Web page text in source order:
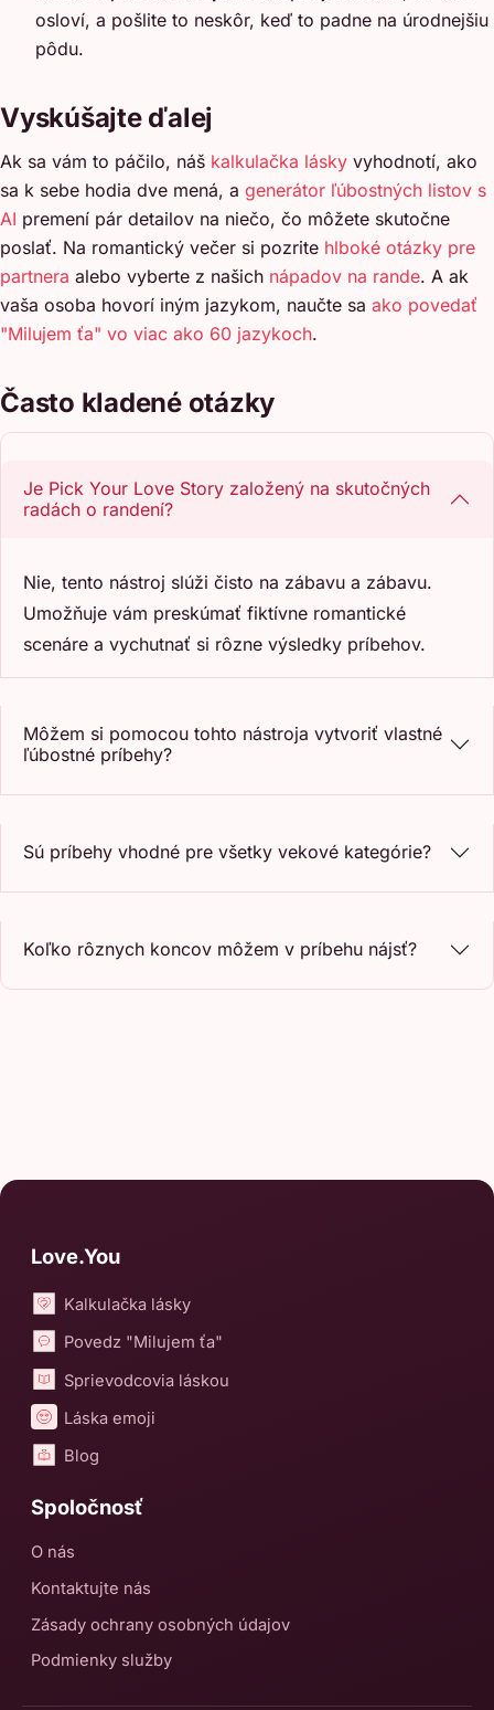
osloví, a pošlite to neskôr, keď to padne na úrodnejšiu
pôdu.
Vyskúšajte ďalej
Ak sa vám to páčilo, náš kalkulačka lásky vyhodnotí, ako
sa k sebe hodia dve mená, a generátor ľúbostných listov s
AI premení pár detailov na niečo, čo môžete skutočne
poslať. Na romantický večer si pozrite hlboké otázky pre
partnera alebo vyberte z našich nápadov na rande. A ak
vaša osoba hovorí iným jazykom, naučte sa ako povedať
"Milujem ťa" vo viac ako 60 jazykoch.
Často kladené otázky
Je Pick Your Love Story založený na skutočných
radách o randení?
Nie, tento nástroj slúži čisto na zábavu a zábavu.
Umožňuje vám preskúmať fiktívne romantické
scenáre a vychutnať si rôzne výsledky príbehov.
Môžem si pomocou tohto nástroja vytvoriť vlastné
ľúbostné príbehy?
Sú príbehy vhodné pre všetky vekové kategórie?
Koľko rôznych koncov môžem v príbehu nájsť?
Love.You
Kalkulačka lásky
Povedz "Milujem ťa"
Sprievodcovia láskou
Láska emoji
Blog
Spoločnosť
O nás
Kontaktujte nás
Zásady ochrany osobných údajov
Podmienky služby